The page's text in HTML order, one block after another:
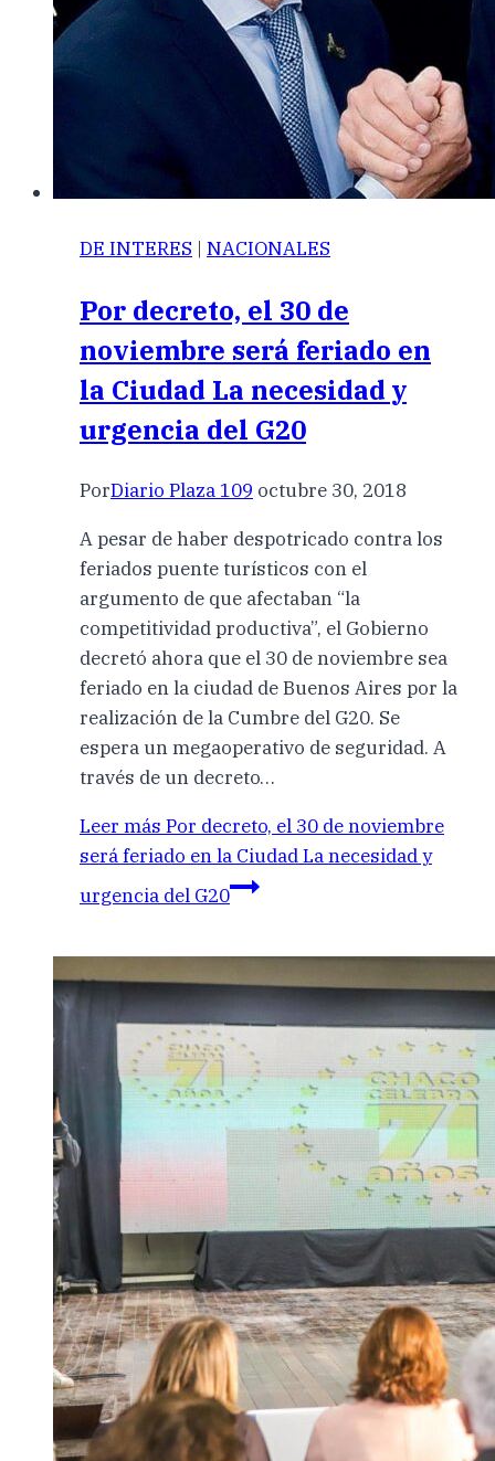
DE INTERES | NACIONALES
Por decreto, el 30 de
noviembre será feriado en
la Ciudad La necesidad y
urgencia del G20
PorDiario Plaza 109 octubre 30, 2018
A pesar de haber despotricado contra los
feriados puente turísticos con el
argumento de que afectaban “la
competitividad productiva”, el Gobierno
decretó ahora que el 30 de noviembre sea
feriado en la ciudad de Buenos Aires por la
realización de la Cumbre del G20. Se
espera un megaoperativo de seguridad. A
través de un decreto…
Leer más Por decreto, el 30 de noviembre
será feriado en la Ciudad La necesidad y
urgencia del G20